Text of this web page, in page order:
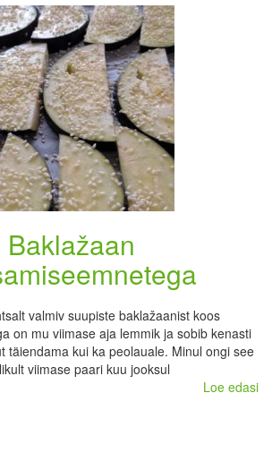
Baklažaan
valmiv suupiste baklažaanist koos
on mu viimase aja lemmik ja sobib kenasti
täiendama kui ka peolauale. Minul ongi see
viimase paari kuu jooksul
Loe edasi